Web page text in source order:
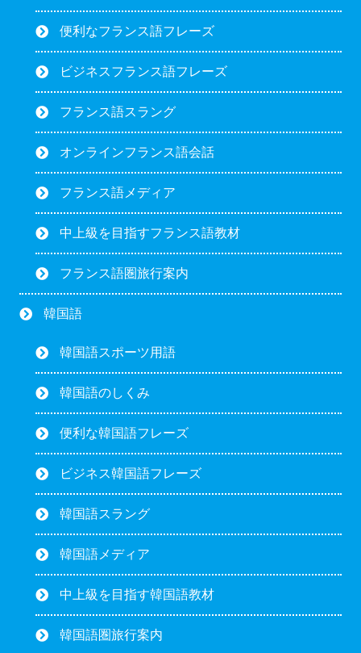
便利なフランス語フレーズ
ビジネスフランス語フレーズ
フランス語スラング
オンラインフランス語会話
フランス語メディア
中上級を目指すフランス語教材
フランス語圏旅行案内
韓国語
韓国語スポーツ用語
韓国語のしくみ
便利な韓国語フレーズ
ビジネス韓国語フレーズ
韓国語スラング
韓国語メディア
中上級を目指す韓国語教材
韓国語圏旅行案内